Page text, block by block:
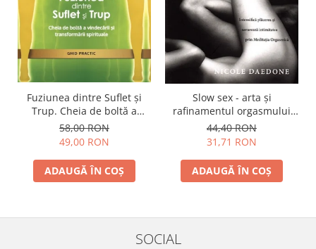
Fuziunea dintre Suflet și
Trup. Cheia de boltă a
vindecării și transformării
spirituale
58,00 RON
49,00 RON
ADAUGĂ ÎN COȘ
Slow sex - arta şi
rafinamentul orgasmului
feminin
44,40 RON
31,71 RON
ADAUGĂ ÎN COȘ
SOCIAL